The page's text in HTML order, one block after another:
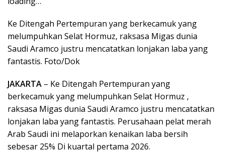
Ke Ditengah Pertempuran yang berkecamuk yang
melumpuhkan Selat Hormuz, raksasa Migas dunia
Saudi Aramco justru mencatatkan lonjakan laba yang
fantastis. Foto/Dok
JAKARTA – Ke Ditengah Pertempuran yang
berkecamuk yang melumpuhkan Selat Hormuz ,
raksasa Migas dunia Saudi Aramco justru mencatatkan
lonjakan laba yang fantastis. Perusahaan pelat merah
Arab Saudi ini melaporkan kenaikan laba bersih
sebesar 25% Di kuartal pertama 2026.